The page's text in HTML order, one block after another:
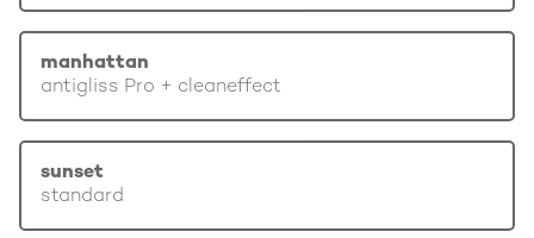
manhattan
antigliss Pro + cleaneffect
sunset
standard